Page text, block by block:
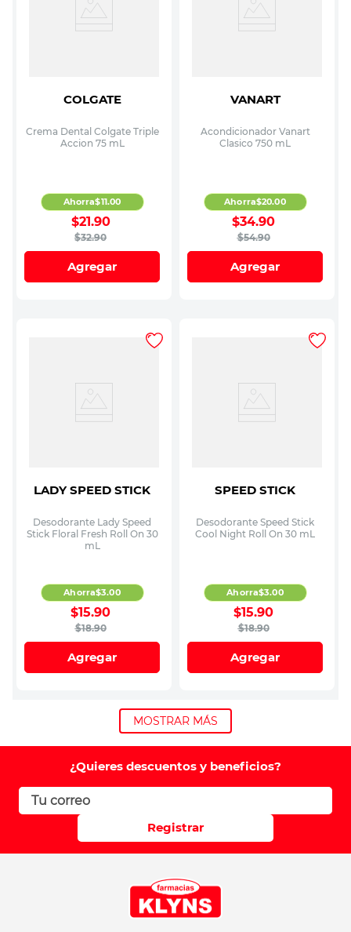
COLGATE
Crema Dental Colgate Triple
Accion 75 mL
$32.90
$21.90
Ahorra$11.00
Agregar
VANART
Acondicionador Vanart
Clasico 750 mL
$54.90
$34.90
Ahorra$20.00
Agregar
LADY SPEED STICK
Desodorante Lady Speed
Stick Floral Fresh Roll On 30
mL
$18.90
$15.90
Ahorra$3.00
Agregar
SPEED STICK
Desodorante Speed Stick
Cool Night Roll On 30 mL
$18.90
$15.90
Ahorra$3.00
Agregar
MOSTRAR MÁS
¿Quieres descuentos y beneficios?
Registrar